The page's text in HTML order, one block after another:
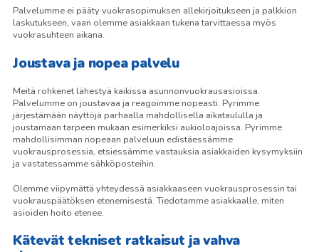
Palvelumme ei pääty vuokrasopimuksen allekirjoitukseen ja palkkion
laskutukseen, vaan olemme asiakkaan tukena tarvittaessa myös
vuokrasuhteen aikana.
Joustava ja nopea palvelu
Meitä rohkenet lähestyä kaikissa asunnonvuokrausasioissa.
Palvelumme on joustavaa ja reagoimme nopeasti. Pyrimme
järjestämään näyttöjä parhaalla mahdollisella aikataululla ja
joustamaan tarpeen mukaan esimerkiksi aukioloajoissa. Pyrimme
mahdollisimman nopeaan palveluun edistäessämme
vuokrausprosessia, etsiessämme vastauksia asiakkaiden kysymyksiin
ja vastatessamme sähköposteihin.
Olemme viipymättä yhteydessä asiakkaaseen vuokrausprosessin tai
vuokrauspäätöksen etenemisestä. Tiedotamme asiakkaalle, miten
asioiden hoito etenee.
Kätevät tekniset ratkaisut ja vahva